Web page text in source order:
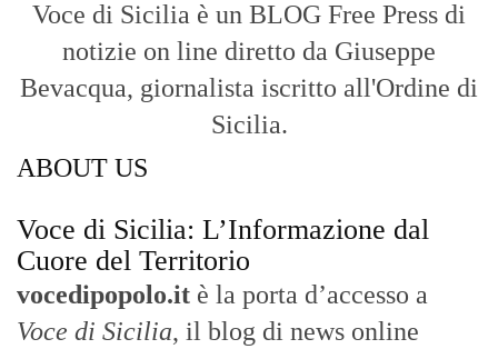
Voce di Sicilia è un BLOG Free Press di
notizie on line diretto da Giuseppe
Bevacqua, giornalista iscritto all'Ordine di
Sicilia.
ABOUT US
Voce di Sicilia: L’Informazione dal
Cuore del Territorio
vocedipopolo.it è la porta d’accesso a
Voce di Sicilia, il blog di news online